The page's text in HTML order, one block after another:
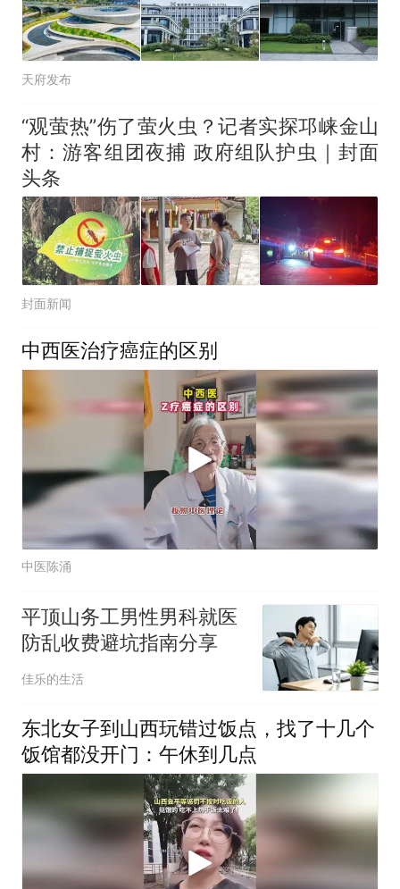
天府发布
“观萤热”伤了萤火虫？记者实探邛崃金山
村：游客组团夜捕 政府组队护虫｜封面
头条
封面新闻
中西医治疗癌症的区别
中医陈涌
平顶山务工男性男科就医
防乱收费避坑指南分享
佳乐的生活
东北女子到山西玩错过饭点，找了十几个
饭馆都没开门：午休到几点